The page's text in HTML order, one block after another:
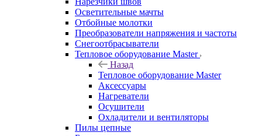
Осветительные мачты
Отбойные молотки
Преобразователи напряжения и частоты
Снегоотбрасыватели
Тепловое оборудование Master
Назад
Тепловое оборудование Master
Аксессуары
Нагреватели
Осушители
Охладители и вентиляторы
Пилы цепные